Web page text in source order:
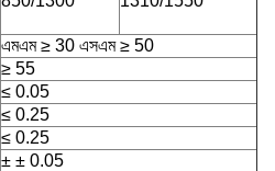
এমএম ≥ 30 এসএম ≥ 50
≥ 55
≤ 0.05
≤ 0.25
≤ 0.25
± ± 0.05